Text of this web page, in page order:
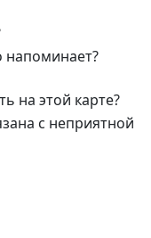
напоминает?
на этой карте?
с неприятной